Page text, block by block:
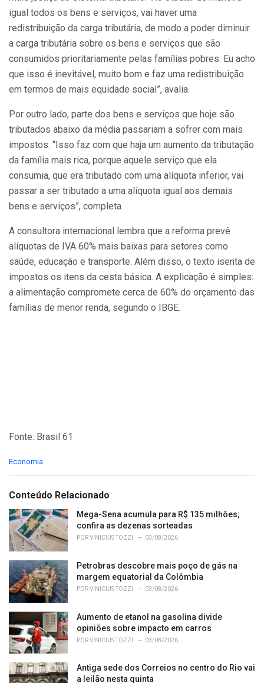
igual todos os bens e serviços, vai haver uma
redistribuição da carga tributária, de modo a poder diminuir
a carga tributária sobre os bens e serviços que são
consumidos prioritariamente pelas famílias pobres. Eu acho
que isso é inevitável, muito bom e faz uma redistribuição
em termos de mais equidade social”, avalia.
Por outro lado, parte dos bens e serviços que hoje são
tributados abaixo da média passariam a sofrer com mais
impostos. “Isso faz com que haja um aumento da tributação
da família mais rica, porque aquele serviço que ela
consumia, que era tributado com uma alíquota inferior, vai
passar a ser tributado a uma alíquota igual aos demais
bens e serviços”, completa.
A consultora internacional lembra que a reforma prevê
alíquotas de IVA 60% mais baixas para setores como
saúde, educação e transporte. Além disso, o texto isenta de
impostos os itens da cesta básica. A explicação é simples:
a alimentação compromete cerca de 60% do orçamento das
famílias de menor renda, segundo o IBGE.
Fonte: Brasil 61
C
e
o
r
i
e
:
Economia
Conteúdo Relacionado
Mega-Sena acumula para R$ 135 milhões;
confira as dezenas sorteadas
PORVINICIUS TOZZI 03/08/2026
Petrobras descobre mais poço de gás na
margem equatorial da Colômbia
PORVINICIUS TOZZI 03/08/2026
Aumento de etanol na gasolina divide
opiniões sobre impacto em carros
PORVINICIUS TOZZI 03/08/2026
Antiga sede dos Correios no centro do Rio vai
a leilão nesta quinta